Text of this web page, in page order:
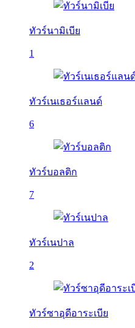
ทัวร์นามิเบีย
1
ทัวร์เนเธอร์แลนด์
6
ทัวร์บอลติก
7
ทัวร์เนปาล
2
ทัวร์ซาอุดีอาระเบีย